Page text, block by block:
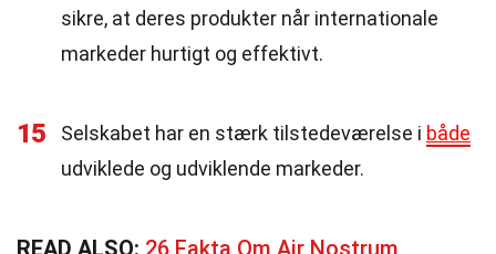
sikre, at deres produkter når internationale
markeder hurtigt og effektivt.
15 Selskabet har en stærk tilstedeværelse i både
udviklede og udviklende markeder.
READ ALSO: 26 Fakta Om Air Nostrum